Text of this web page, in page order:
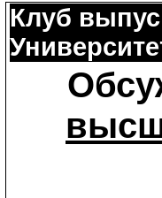
Клуб